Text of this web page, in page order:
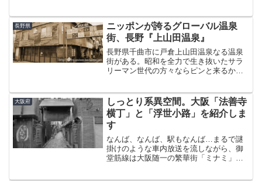
郡山駅の南東、距離にして徒歩5分強のと
ころにあった。戦後は郡...
長野県
ニッポンが誇るグローバル温泉
街、長野『上山田温泉』
長野県千曲市に戸倉上山田温泉なる温泉
街がある。昭和を全力で生き抜いたサラ
リーマン世代の方々ならピンと来るかも
た上山田の町並みを一度見てみたく、立
ち寄ってきたというお話。...
大阪府
しっとり系異空間。大阪「法善寺
横丁」と「浮世小路」を紹介しま
す
なんば、なんば、駅もなんば…まるで謎
掛けのような車内放送を流しながら、御
堂筋線は大阪随一の繁華街「ミナミ」の